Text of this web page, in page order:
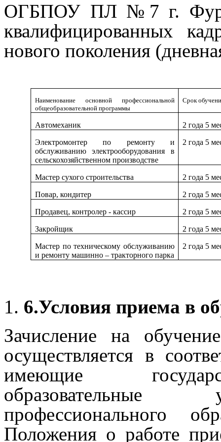
ОГБПОУ ПЛ №7 г.
квалифицированных
нового поколения
Наименование основной профессиональной
общеобразовательной программы
Срок
Автомеханик 2 года 5
Электромонтер по ремонту и
обслуживанию электрооборудования в
сельскохозяйственном производстве
2 года 5
Мастер сухого строительства 2 года 5
Повар, кондитер 2 года 5
Продавец, контролер - кассир 2 года 5
Закройщик 2 года 5
Мастер по техническому обслуживанию
и ремонту машинно – тракторного парка
2 года 5
6.Условия приема в
Зачисление на
осуществляется в
имеющие
образовательные
профессионального
Положения о работе